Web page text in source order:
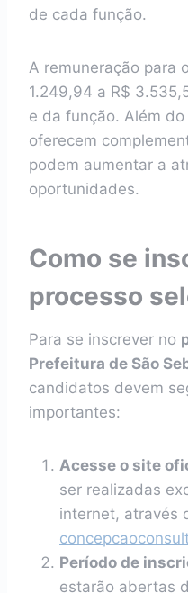
de cada função.
A remuneração para
1.249,94 a R$
e da função. Além
oferecem
podem aumentar a
oportunidades.
Como se
processo
Para se inscrever no
Prefeitura de São
candidatos devem
importantes:
Acesse o site
ser realizadas
internet, através
Período de
estarão abertas